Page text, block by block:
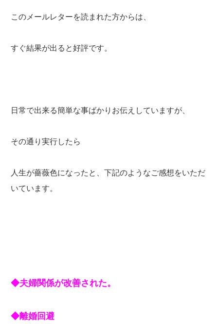
このメールレターを読まれた方からは、
すぐ結果が出ると好評です。
日常で出来る簡単な事ばかりお伝えしていますが、
その通り実行したら
人生が薔薇色になったと、下記のようなご感想をいただ
いています。
◆夫婦関係が改善された。
◆離婚回避